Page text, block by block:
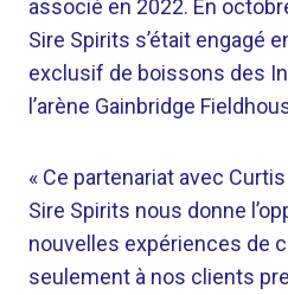
associé en 2022. En
Sire Spirits s’était engagé
exclusif de boissons des
l’arène Gainbridge
« Ce partenariat avec
Sire Spirits nous donne
nouvelles expériences de
seulement à nos clients